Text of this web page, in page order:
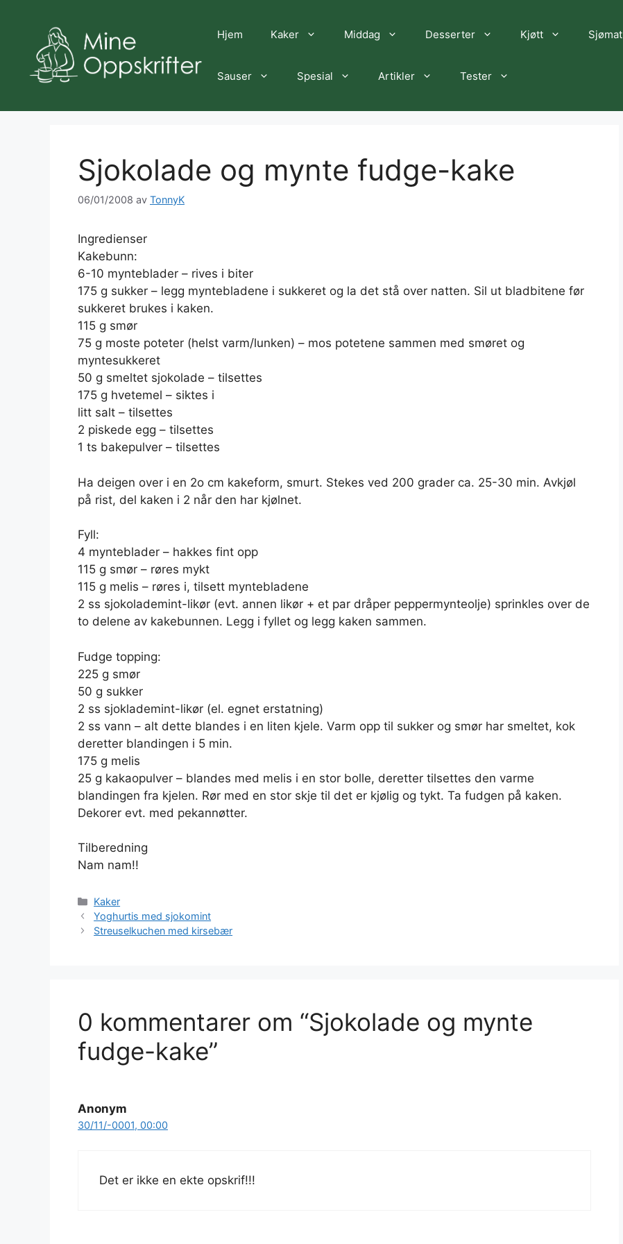
Hjem Kaker Middag Desserter Kjøtt Sjømat
Sauser Spesial Artikler Tester
Sjokolade og mynte fudge-kake
06/01/2008 av TonnyK
Ingredienser
Kakebunn:
6-10 mynteblader – rives i biter
175 g sukker – legg myntebladene i sukkeret og la det stå over natten. Sil ut bladbitene før
sukkeret brukes i kaken.
115 g smør
75 g moste poteter (helst varm/lunken) – mos potetene sammen med smøret og
myntesukkeret
50 g smeltet sjokolade – tilsettes
175 g hvetemel – siktes i
litt salt – tilsettes
2 piskede egg – tilsettes
1 ts bakepulver – tilsettes
Ha deigen over i en 2o cm kakeform, smurt. Stekes ved 200 grader ca. 25-30 min. Avkjøl
på rist, del kaken i 2 når den har kjølnet.
Fyll:
4 mynteblader – hakkes fint opp
115 g smør – røres mykt
115 g melis – røres i, tilsett myntebladene
2 ss sjokolademint-likør (evt. annen likør + et par dråper peppermynteolje) sprinkles over de
to delene av kakebunnen. Legg i fyllet og legg kaken sammen.
Fudge topping:
225 g smør
50 g sukker
2 ss sjoklademint-likør (el. egnet erstatning)
2 ss vann – alt dette blandes i en liten kjele. Varm opp til sukker og smør har smeltet, kok
deretter blandingen i 5 min.
175 g melis
25 g kakaopulver – blandes med melis i en stor bolle, deretter tilsettes den varme
blandingen fra kjelen. Rør med en stor skje til det er kjølig og tykt. Ta fudgen på kaken.
Dekorer evt. med pekannøtter.
Tilberedning
Nam nam!!
Kategorier
Kaker
Yoghurtis med sjokomint
Streuselkuchen med kirsebær
0 kommentarer om “Sjokolade og mynte
fudge-kake”
Anonym
30/11/-0001, 00:00
Det er ikke en ekte opskrif!!!